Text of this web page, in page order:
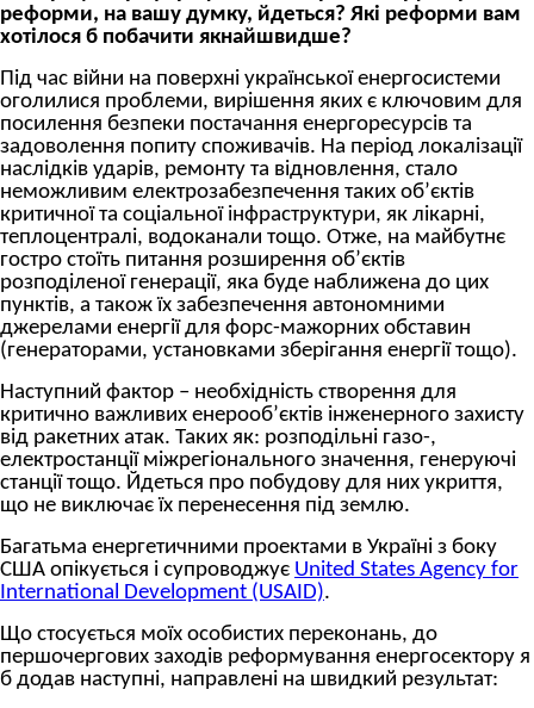
реформи, на вашу думку, йдеться? Які реформи вам
хотілося б побачити якнайшвидше?
Під час війни на поверхні української енергосистеми
оголилися проблеми, вирішення яких є ключовим для
посилення безпеки постачання енергоресурсів та
задоволення попиту споживачів. На період локалізації
наслідків ударів, ремонту та відновлення, стало
неможливим електрозабезпечення таких об’єктів
критичної та соціальної інфраструктури, як лікарні,
теплоцентралі, водоканали тощо. Отже, на майбутнє
гостро стоїть питання розширення об’єктів
розподіленої генерації, яка буде наближена до цих
пунктів, а також їх забезпечення автономними
джерелами енергії для форс-мажорних обставин
(генераторами, установками зберігання енергії тощо).
Наступний фактор – необхідність створення для
критично важливих енерооб’єктів інженерного захисту
від ракетних атак. Таких як: розподільні газо-,
електростанції міжрегіонального значення, генеруючі
станції тощо. Йдеться про побудову для них укриття,
що не виключає їх перенесення під землю.
Багатьма енергетичними проектами в Україні з боку
США опікується і супроводжує United States Agency for
International Development (USAID).
Що стосується моїх особистих переконань, до
першочергових заходів реформування енергосектору я
б додав наступні, направлені на швидкий результат: